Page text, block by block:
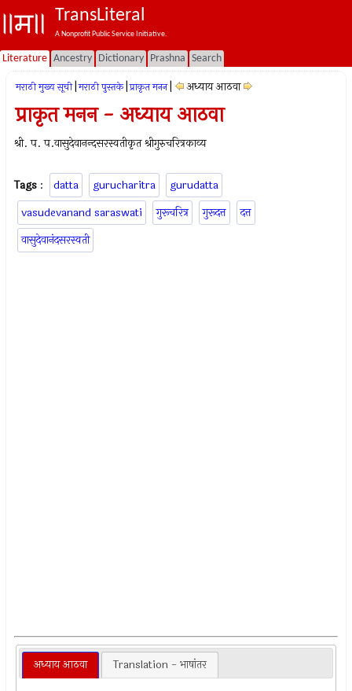
TransLiteral
A Nonprofit Public Service Initiative.
Literature Ancestry Dictionary Prashna Search
मराठी मुख्य सूची मराठी पुस्तके प्राकृत मनन अध्याय आठवा
प्राकृत मनन - अध्याय आठवा
श्री. प. प.वासुदेवानन्दसरस्वतीकृत श्रीगुरुचरित्रकाव्य
Tags : datta gurucharitra
gurudatta
vasudevanand saraswati
गुरूचरित्र गुरूदत्त
दत्त
वासुदेवानंदसरस्वती
अध्याय आठवा Translation - भाषांतर